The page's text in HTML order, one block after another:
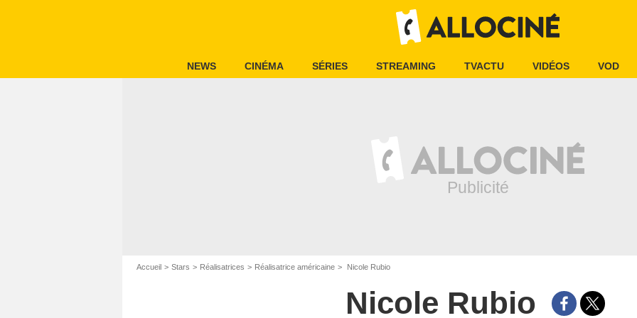
NEWS CINÉMA SÉRIES STREAMING TVACTU VIDÉOS VOD
Accueil Stars Réalisatrices Réalisatrice américaine Nicole Rubio
Nicole Rubio